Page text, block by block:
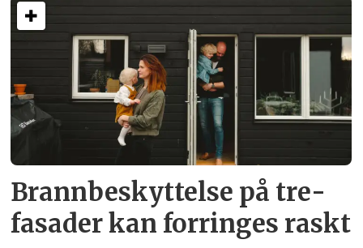
Brann­beskyttelse på tre­
fasader kan forringes raskt